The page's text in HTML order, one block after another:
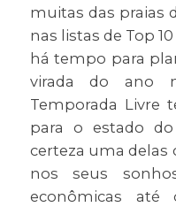
muitas das praias
nas listas de Top
há tempo para
virada do ano
Temporada Livre
para o estado
certeza uma delas
nos seus
econômicas até